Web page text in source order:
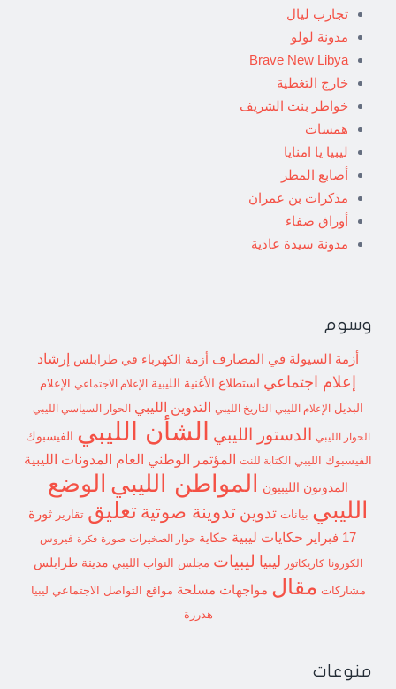
تجارب ليال
مدونة لولو
Brave New Libya
خارج التغطية
خواطر بنت الشريف
همسات
ليبيا يا امنايا
أصابع المطر
مذكرات بن عمران
أوراق صفاء
مدونة سيدة عادية
وسوم
أزمة السيولة في المصارف أزمة الكهرباء في طرابلس إرشاد
إعلام اجتماعي استطلاع الأغنية الليبية الإعلام الاجتماعي
الإعلام
البديل الإعلام الليبي التاريخ الليبي التدوين الليبي الحوار السياسي الليبي
الحوار الليبي الدستور الليبي الشأن الليبي الفيسبوك
الفيسبوك الليبي الكتابة للنت المؤتمر الوطني العام المدونات الليبية
المدونون الليبيون المواطن الليبي الوضع
الليبي بيانات تدوين تدوينة صوتية تعليق تقارير
ثورة
17 فبراير
حكايات ليبية حكاية حوار الصخيرات صورة فكرة فيروس
الكورونا كاريكاتور ليبيا ليبيات مجلس النواب الليبي مدينة طرابلس
مشاركات مقال مواجهات مسلحة مواقع التواصل الاجتماعي ليبيا
هدرزة
منوعات